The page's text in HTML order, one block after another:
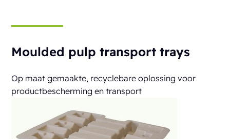
Moulded pulp transport trays
Op maat gemaakte, recyclebare oplossing voor
productbescherming en transport